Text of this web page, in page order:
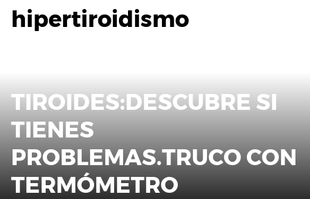
hipertiroidismo
TIROIDES:DESCUBRE SI
TIENES
PROBLEMAS.TRUCO CON
TERMÓMETRO